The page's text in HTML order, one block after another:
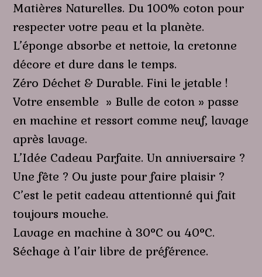
Matières Naturelles. Du 100% coton pour
respecter votre peau et la planète.
L’éponge absorbe et nettoie, la cretonne
décore et dure dans le temps.
Zéro Déchet & Durable. Fini le jetable !
Votre ensemble » Bulle de coton » passe
en machine et ressort comme neuf, lavage
après lavage.
L’Idée Cadeau Parfaite. Un anniversaire ?
Une fête ? Ou juste pour faire plaisir ?
C’est le petit cadeau attentionné qui fait
toujours mouche.
Lavage en machine à 30°C ou 40°C.
Séchage à l’air libre de préférence.